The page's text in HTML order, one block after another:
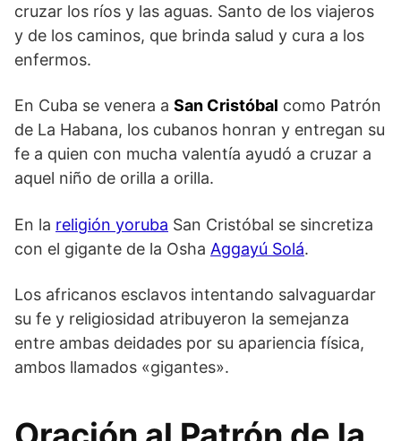
cruzar los ríos y las aguas. Santo de los viajeros
y de los caminos, que brinda salud y cura a los
enfermos.
En Cuba se venera a San Cristóbal como Patrón
de La Habana, los cubanos honran y entregan su
fe a quien con mucha valentía ayudó a cruzar a
aquel niño de orilla a orilla.
En la religión yoruba San Cristóbal se sincretiza
con el gigante de la Osha Aggayú Solá.
Los africanos esclavos intentando salvaguardar
su fe y religiosidad atribuyeron la semejanza
entre ambas deidades por su apariencia física,
ambos llamados «gigantes».